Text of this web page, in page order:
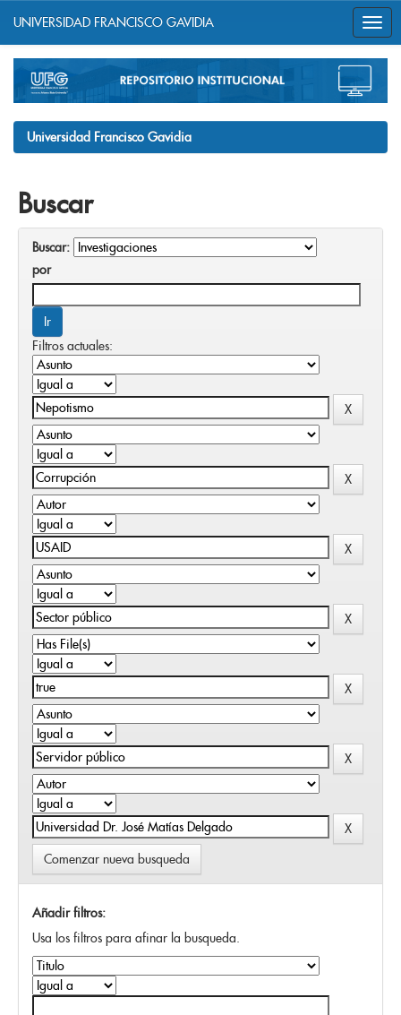
navigation
UNIVERSIDAD FRANCISCO GAVIDIA
Universidad Francisco Gavidia
Buscar
Buscar:
por
Filtros actuales:
Comenzar nueva busqueda
Añadir filtros:
Usa los filtros para afinar la busqueda.